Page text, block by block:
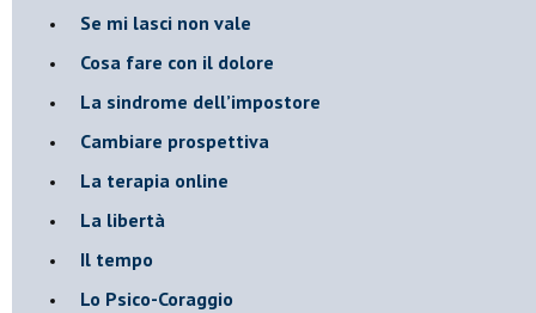
​Se mi lasci non vale
Cosa fare con il dolore
​La sindrome dell’impostore
​Cambiare prospettiva
La terapia online
La libertà
​Il tempo
​Lo Psico-Coraggio